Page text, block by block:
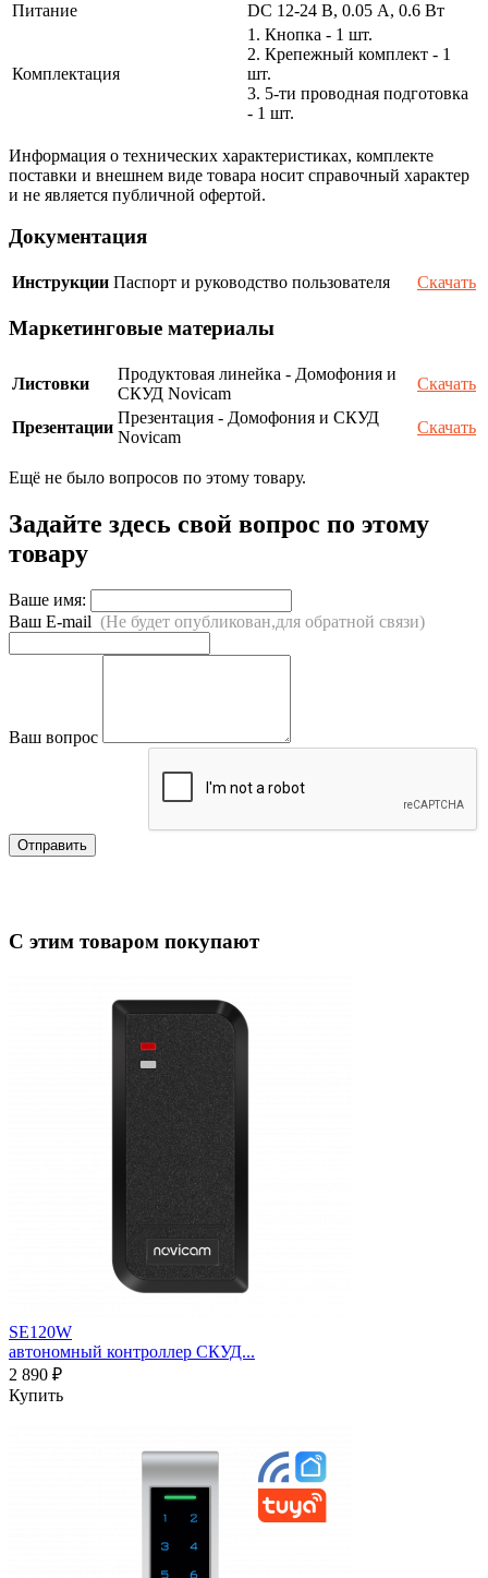
Питание DC 12-24 В, 0.05 А, 0.6 Вт
Комплектация
1. Кнопка - 1 шт.
2. Крепежный комплект - 1
шт.
3. 5-ти проводная подготовка
- 1 шт.
Информация о технических характеристиках, комплекте
поставки и внешнем виде товара носит справочный характер
и не является публичной офертой.
Документация
Инструкции Паспорт и руководство пользователя Скачать
Маркетинговые материалы
Листовки
Продуктовая линейка - Домофония и
СКУД Novicam
Скачать
Презентации
Презентация - Домофония и СКУД
Novicam
Скачать
Ещё не было вопросов по этому товару.
Задайте здесь свой вопрос по этому
товару
Ваше имя:
Ваш E-mail (Не будет опубликован,для обратной связи)
Ваш вопрос
Отправить
С этим товаром покупают
SE120W
автономный контроллер СКУД...
2 890 ₽
Купить